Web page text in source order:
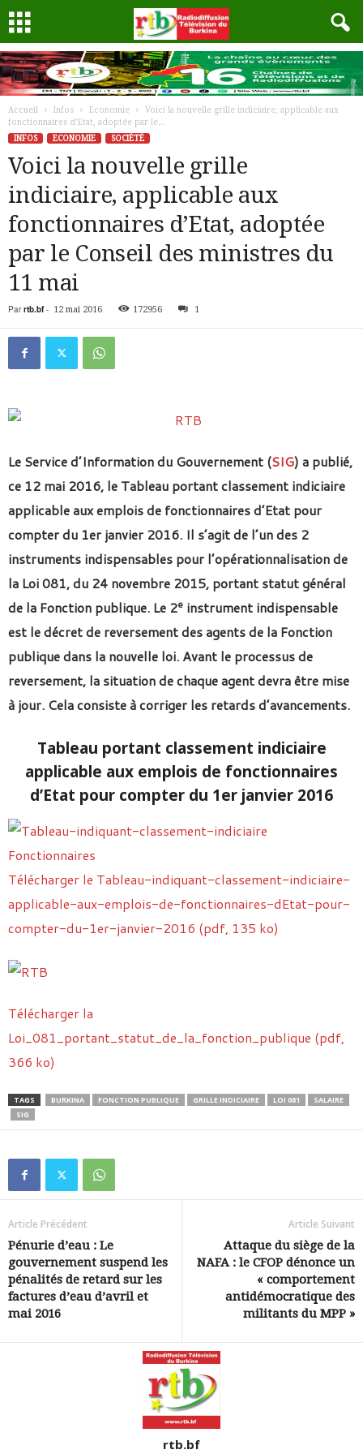
Accueil Infos Economie
Voici la nouvelle grille indiciaire, applicable aux
fonctionnaires d’Etat, adoptée par le...
INFOS
ECONOMIE SOCIÉTÉ
Voici la nouvelle grille
indiciaire, applicable aux
fonctionnaires d’Etat, adoptée
par le Conseil des ministres du
11 mai
Par rtb.bf- 12 mai 2016 172956 1
Le Service d’Information du Gouvernement (SIG) a publié,
ce 12 mai 2016, le Tableau portant classement indiciaire
applicable aux emplois de fonctionnaires d’Etat pour
compter du 1er janvier 2016. Il s’agit de l’un des 2
instruments indispensables pour l’opérationnalisation de
la Loi 081, du 24 novembre 2015, portant statut général
de la Fonction publique. Le 2e instrument indispensable
est le décret de reversement des agents de la Fonction
publique dans la nouvelle loi. Avant le processus de
reversement, la situation de chaque agent devra être mise
à jour. Cela consiste à corriger les retards d’avancements.
Tableau portant classement indiciaire
applicable aux emplois de fonctionnaires
d’Etat pour compter du 1er janvier 2016
Télécharger le Tableau-indiquant-classement-indiciaire-
applicable-aux-emplois-de-fonctionnaires-dEtat-pour-
compter-du-1er-janvier-2016 (pdf, 135 ko)
Télécharger la
Loi_081_portant_statut_de_la_fonction_publique (pdf,
366 ko)
TAGS BURKINA FONCTION PUBLIQUE GRILLE INDICIAIRE LOI 081
SALAIRE
SIG
Article Précédent
Pénurie d’eau : Le
gouvernement suspend les
pénalités de retard sur les
factures d’eau d’avril et
mai 2016
Article Suivant
Attaque du siège de la
NAFA : le CFOP dénonce un
« comportement
antidémocratique des
militants du MPP »
rtb.bf